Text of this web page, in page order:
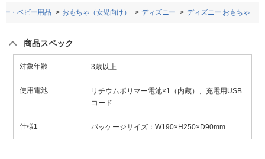
ー・ベビー用品 おもちゃ（女児向け） ディズニー ディズニー おもちゃ
商品スペック
対象年齢 3歳以上
使用電池
リチウムポリマー電池×1（内蔵）、充電用USB
コード
仕様1 パッケージサイズ：W190×H250×D90mm